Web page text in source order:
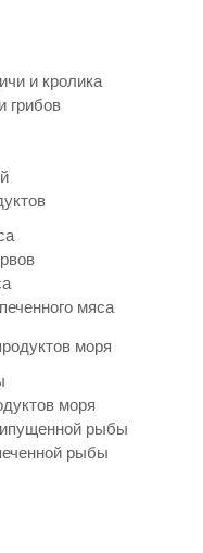
и кролика
грибов
мяса
моря
моря
рыбы
рыбы